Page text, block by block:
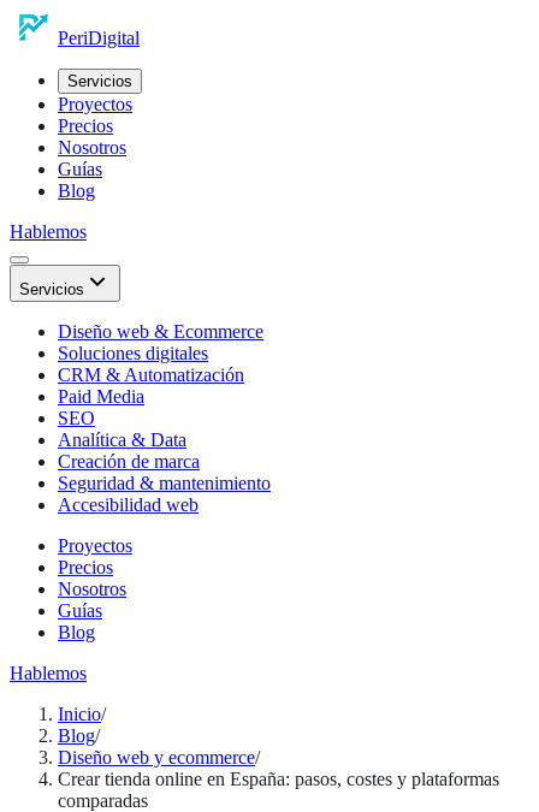
PeriDigital
Servicios
Proyectos
Precios
Nosotros
Guías
Blog
Hablemos
Servicios
Diseño web & Ecommerce
Soluciones digitales
CRM & Automatización
Paid Media
SEO
Analítica & Data
Creación de marca
Seguridad & mantenimiento
Accesibilidad web
Proyectos
Precios
Nosotros
Guías
Blog
Hablemos
Inicio/
Blog/
Diseño web y ecommerce/
Crear tienda online en España: pasos, costes y plataformas
comparadas